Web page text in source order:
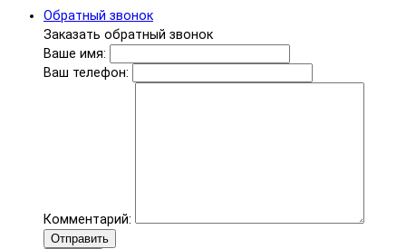
Обратный звонок
Заказать обратный звонок
Ваше имя:
Ваш телефон:
Комментарий:
Отправить